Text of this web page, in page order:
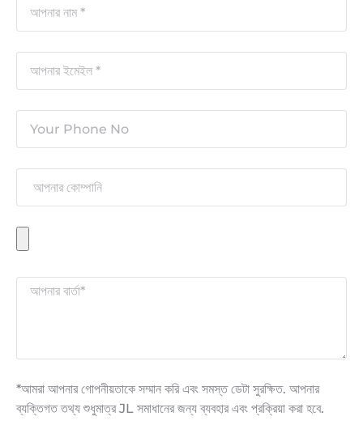
*আমরা আপনার গোপনীয়তাকে সম্মান করি এবং সমস্ত ডেটা সুরক্ষিত. আপনার
ব্যক্তিগত তথ্য শুধুমাত্র JL সমাধানের জন্য ব্যবহার এবং প্রক্রিয়া করা হবে.